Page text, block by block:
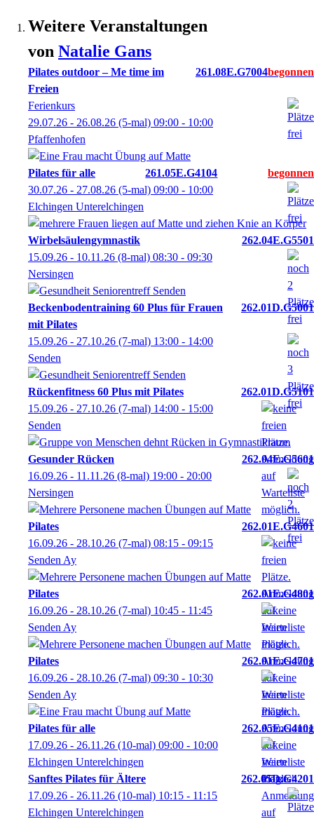
Weitere Veranstaltungen
von Natalie Gans
Pilates outdoor – Me time im
Freien
261.08E.G7004
Ferienkurs
29.07.26 - 26.08.26 (5-mal) 09:00 - 10:00
Pfaffenhofen
Pilates für alle
261.05E.G4104
30.07.26 - 27.08.26 (5-mal) 09:00 - 10:00
Elchingen Unterelchingen
Wirbelsäulengymnastik
262.04E.G5501
15.09.26 - 10.11.26 (8-mal) 08:30 - 09:30
Nersingen
Beckenbodentraining 60 Plus für Frauen
mit Pilates
262.01D.G5001
15.09.26 - 27.10.26 (7-mal) 13:00 - 14:00
Senden
Rückenfitness 60 Plus mit Pilates
262.01D.G5101
15.09.26 - 27.10.26 (7-mal) 14:00 - 15:00
Senden
Gesunder Rücken
262.04E.G5601
16.09.26 - 11.11.26 (8-mal) 19:00 - 20:00
Nersingen
Pilates
262.01E.G4601
16.09.26 - 28.10.26 (7-mal) 08:15 - 09:15
Senden Ay
Pilates
262.01E.G4801
16.09.26 - 28.10.26 (7-mal) 10:45 - 11:45
Senden Ay
Pilates
262.01E.G4701
16.09.26 - 28.10.26 (7-mal) 09:30 - 10:30
Senden Ay
Pilates für alle
262.05E.G4101
17.09.26 - 26.11.26 (10-mal) 09:00 - 10:00
Elchingen Unterelchingen
Sanftes Pilates für Ältere
262.05D.G4201
17.09.26 - 26.11.26 (10-mal) 10:15 - 11:15
Elchingen Unterelchingen